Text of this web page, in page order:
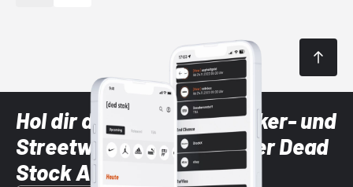
Hol dir die neuesten Sneaker- und
Streetwear-Brands mit der Dead
Stock App